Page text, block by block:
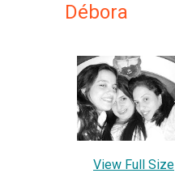
Débora
View Full Size